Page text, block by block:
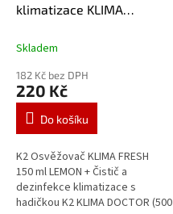
klimatizace KLIMA
FRESH 150ml
Skladem
182 Kč bez DPH
220 Kč
Do košíku
K2 Osvěžovač KLIMA FRESH
150 ml LEMON + Čistič a
dezinfekce klimatizace s
hadičkou K2 KLIMA DOCTOR (500